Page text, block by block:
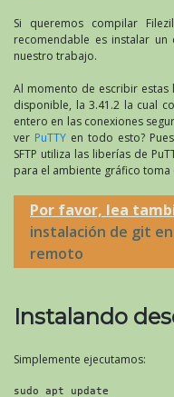
Si queremos compilar
recomendable es instalar un
nuestro trabajo.
Al momento de escribir estas
disponible, la 3.41.2 la cual
entero en las conexiones
ver PuTTY en todo esto?
SFTP utiliza las liberías de
para el ambiente gráfico toma
Por favor, lea
instalación de git
remoto
Instalando
Simplemente ejecutamos:
sudo apt update